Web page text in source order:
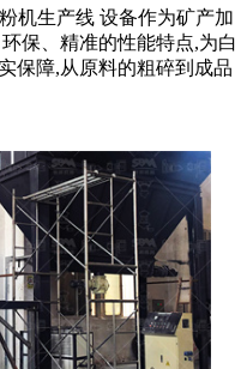
机生产线 设备作为矿产加
保、精准的性能特点,为白
保障,从原料的粗碎到成品